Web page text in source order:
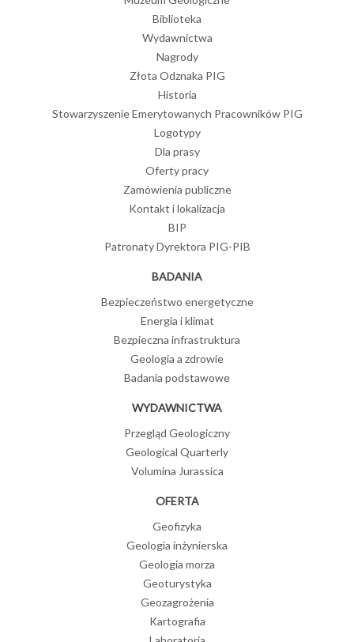
Biblioteka
Wydawnictwa
Nagrody
Złota Odznaka PIG
Historia
Stowarzyszenie Emerytowanych Pracowników PIG
Logotypy
Dla prasy
Oferty pracy
Zamówienia publiczne
Kontakt i lokalizacja
BIP
Patronaty Dyrektora PIG-PIB
BADANIA
Bezpieczeństwo energetyczne
Energia i klimat
Bezpieczna infrastruktura
Geologia a zdrowie
Badania podstawowe
WYDAWNICTWA
Przegląd Geologiczny
Geological Quarterly
Volumina Jurassica
OFERTA
Geofizyka
Geologia inżynierska
Geologia morza
Geoturystyka
Geozagrożenia
Kartografia